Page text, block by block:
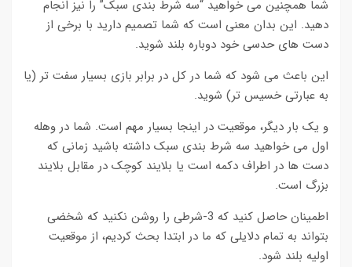
شما همچنین می خواهید “سه شرط بندی سبک” را نیز انجام
دهید. این بدان معنی است که شما تصمیم دارید با برخی از
دست های حدسی خود دوباره بلند شوید.
این باعث می شود که شما در کل در برابر بازی بسیار سفت تر (یا
به عبارتی خسیس تر) شوید.
و یک بار دیگر، موقعیت در اینجا بسیار مهم است. شما در وهله
اول می خواهید سه شرط بندی سبک داشته باشید زمانی که
دست ها در اطراف دکمه است یا بلایند کوچک در مقابل بلایند
بزرگ است.
اطمینان حاصل کنید که 3-شرطی را روشن نکنید که شخضی
بتواند به تمام دلایلی که ما در ابتدا بحث کردیم، از موقعیت
اولیه بلند شود.